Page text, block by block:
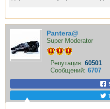
Pantera@
Super Moderator
Репутация: 60501
Сообщений: 6707